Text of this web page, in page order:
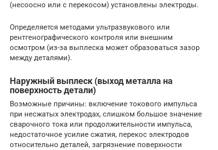
(несоосно или с перекосом) установлены электроды.
Определяется методами ультразвукового или
рентгенографического контроля или внешним
осмотром (из-за выплеска может образоваться зазор
между деталями).
Наружный выплеск (выход металла на
поверхность детали)
Возможные причины: включение токового импульса
при несжатых электродах, слишком большое значение
сварочного тока или продолжительности импульса,
недостаточное усилие сжатия, перекос электродов
относительно деталей, загрязнение поверхности